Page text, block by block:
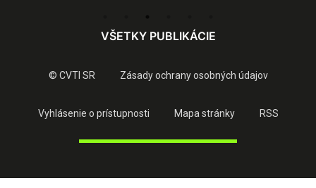
VŠETKY PUBLIKÁCIE
© CVTI SR Zásady ochrany osobných údajov
Vyhlásenie o prístupnosti Mapa stránky RSS